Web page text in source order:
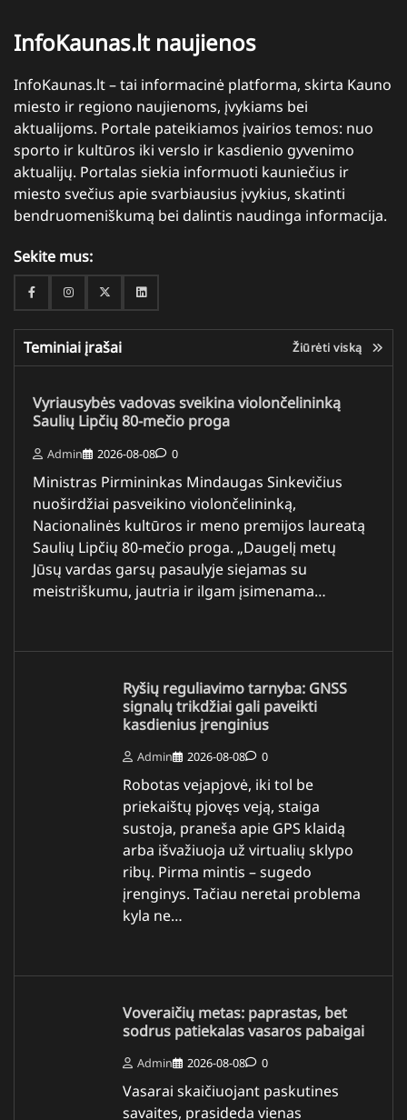
InfoKaunas.lt naujienos
InfoKaunas.lt – tai informacinė platforma, skirta Kauno
miesto ir regiono naujienoms, įvykiams bei
aktualijoms. Portale pateikiamos įvairios temos: nuo
sporto ir kultūros iki verslo ir kasdienio gyvenimo
aktualijų. Portalas siekia informuoti kauniečius ir
miesto svečius apie svarbiausius įvykius, skatinti
bendruomeniškumą bei dalintis naudinga informacija.
Sekite mus:
FacebookInstagramTwitterLinkedin
Teminiai įrašai Žiūrėti viską
Vyriausybės vadovas sveikina violončelininką
Saulių Lipčių 80-mečio proga
Admin 2026-08-08 0
Ministras Pirmininkas Mindaugas Sinkevičius
nuoširdžiai pasveikino violončelininką,
Nacionalinės kultūros ir meno premijos laureatą
Saulių Lipčių 80-mečio proga. „Daugelį metų
Jūsų vardas garsų pasaulyje siejamas su
meistriškumu, jautria ir ilgam įsimenama…
Ryšių reguliavimo tarnyba: GNSS
signalų trikdžiai gali paveikti
kasdienius įrenginius
Admin 2026-08-08 0
Robotas vejapjovė, iki tol be
priekaištų pjovęs veją, staiga
sustoja, praneša apie GPS klaidą
arba išvažiuoja už virtualių sklypo
ribų. Pirma mintis – sugedo
įrenginys. Tačiau neretai problema
kyla ne…
Voveraičių metas: paprastas, bet
sodrus patiekalas vasaros pabaigai
Admin 2026-08-08 0
Vasarai skaičiuojant paskutines
savaites, prasideda vienas